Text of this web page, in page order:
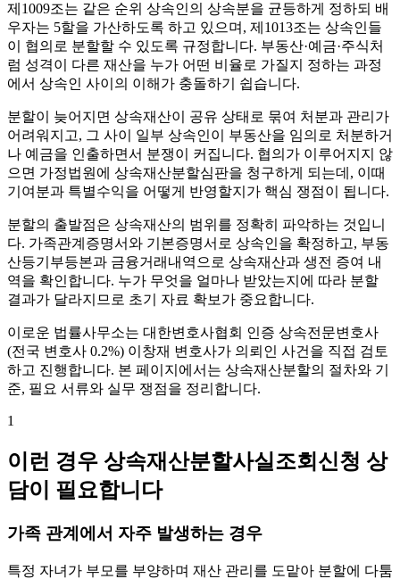
제1009조는 같은 순위 상속인의 상속분을 균등하게 정하되 배
우자는 5할을 가산하도록 하고 있으며, 제1013조는 상속인들
이 협의로 분할할 수 있도록 규정합니다. 부동산·예금·주식처
럼 성격이 다른 재산을 누가 어떤 비율로 가질지 정하는 과정
에서 상속인 사이의 이해가 충돌하기 쉽습니다.
분할이 늦어지면 상속재산이 공유 상태로 묶여 처분과 관리가
어려워지고, 그 사이 일부 상속인이 부동산을 임의로 처분하거
나 예금을 인출하면서 분쟁이 커집니다. 협의가 이루어지지 않
으면 가정법원에 상속재산분할심판을 청구하게 되는데, 이때
기여분과 특별수익을 어떻게 반영할지가 핵심 쟁점이 됩니다.
분할의 출발점은 상속재산의 범위를 정확히 파악하는 것입니
다. 가족관계증명서와 기본증명서로 상속인을 확정하고, 부동
산등기부등본과 금융거래내역으로 상속재산과 생전 증여 내
역을 확인합니다. 누가 무엇을 얼마나 받았는지에 따라 분할
결과가 달라지므로 초기 자료 확보가 중요합니다.
이로운 법률사무소는 대한변호사협회 인증 상속전문변호사
(전국 변호사 0.2%) 이창재 변호사가 의뢰인 사건을 직접 검토
하고 진행합니다. 본 페이지에서는 상속재산분할의 절차와 기
준, 필요 서류와 실무 쟁점을 정리합니다.
1
이런 경우 상속재산분할사실조회신청 상
담이 필요합니다
가족 관계에서 자주 발생하는 경우
특정 자녀가 부모를 부양하며 재산 관리를 도맡아 분할에 다툼